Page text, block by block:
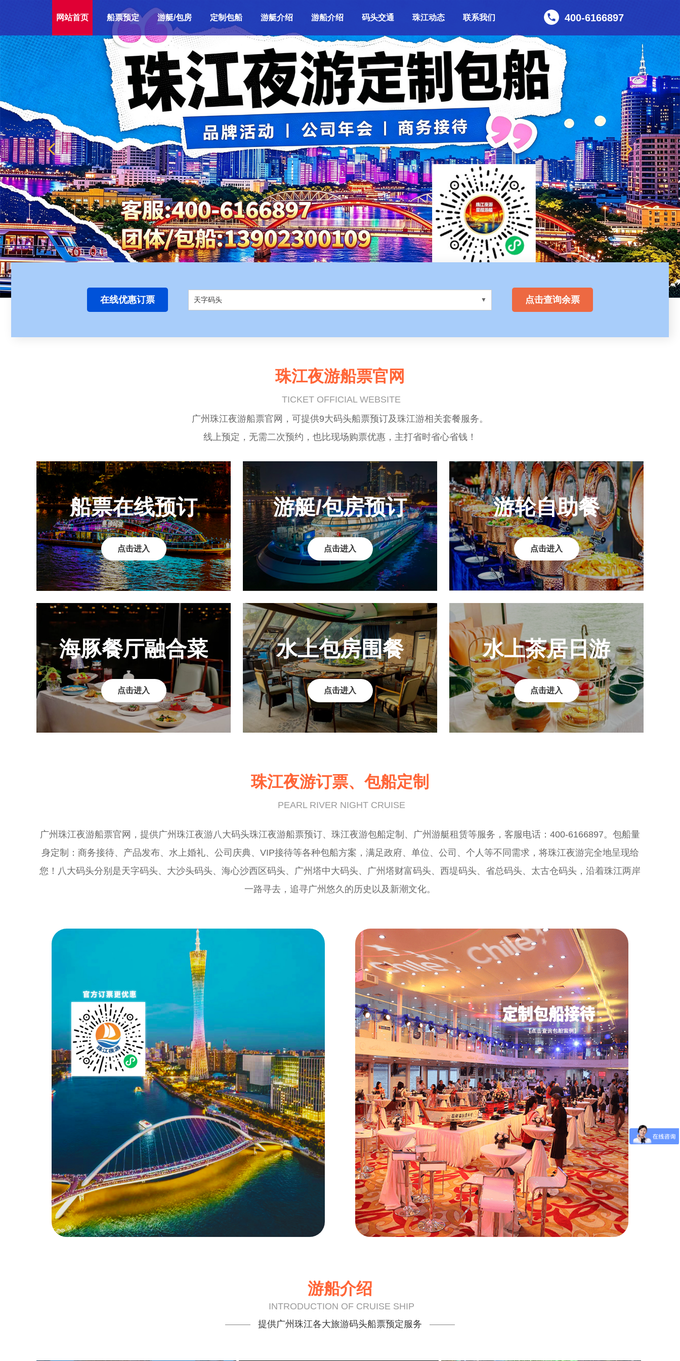
网站首页 船票预定 游艇/包房 定制包船 游艇介绍 游船介绍 码头交通 珠江动态 联系我们 400-6166897
在线优惠订票 天字码头 点击查询余票
珠江夜游船票官网
TICKET OFFICIAL WEBSITE
广州珠江夜游船票官网，可提供9大码头船票预订及珠江游相关套餐服务。
线上预定，无需二次预约，也比现场购票优惠，主打省时省心省钱！
船票在线预订
点击进入
游艇/包房预订
点击进入
游轮自助餐
点击进入
海豚餐厅融合菜
点击进入
水上包房围餐
点击进入
水上茶居日游
点击进入
珠江夜游订票、包船定制
PEARL RIVER NIGHT CRUISE
广州珠江夜游船票官网，提供广州珠江夜游八大码头珠江夜游船票预订、珠江夜游包船定制、广州游艇租赁等服务，客服电话：400-6166897。包船量
身定制：商务接待、产品发布、水上婚礼、公司庆典、VIP接待等各种包船方案，满足政府、单位、公司、个人等不同需求，将珠江夜游完全地呈现给
您！八大码头分别是天字码头、大沙头码头、海心沙西区码头、广州塔中大码头、广州塔财富码头、西堤码头、省总码头、太古仓码头，沿着珠江两岸
一路寻去，追寻广州悠久的历史以及新潮文化。
游船介绍
INTRODUCTION OF CRUISE SHIP
提供广州珠江各大旅游码头船票预定服务